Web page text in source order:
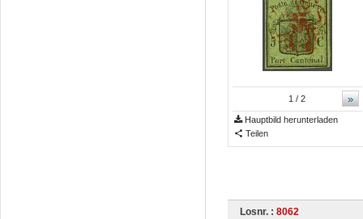
»
1 / 2
Hauptbild herunterladen
Teilen
Losnr. : 8062